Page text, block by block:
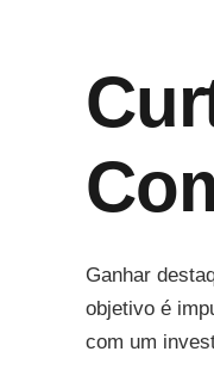
Ganhar
objetivo é
com um